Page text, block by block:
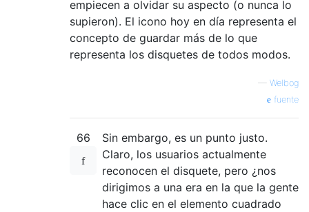
empiecen a olvidar su aspecto (o nunca lo
supieron). El icono hoy en día representa el
concepto de guardar más de lo que
representa los disquetes de todos modos.
— Welbog
fuente
66
Sin embargo, es un punto justo.
Claro, los usuarios actualmente
reconocen el disquete, pero ¿nos
dirigimos a una era en la que la gente
hace clic en el elemento cuadrado